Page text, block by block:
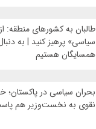
طالبان به کشورهای منطقه:
سیاسی» پرهیز کنید | به
همسایگان هستیم
بحران سیاسی در
نقوی به نخست‌وزیر هم